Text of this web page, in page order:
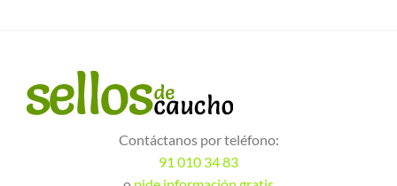
Contáctanos por teléfono:
91 010 34 83